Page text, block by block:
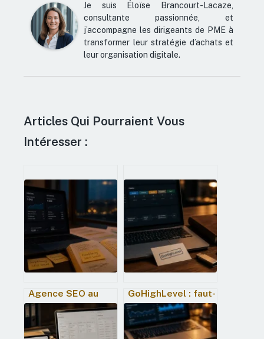
Je suis Éloïse Brancourt-Lacaze,
consultante passionnée, et
j’accompagne les dirigeants de PME à
transformer leur stratégie d’achats et
leur organisation digitale.
Articles Qui Pourraient Vous
Intéresser :
Agence SEO au
Luxembourg : 4
leviers pour
dominer votre
GoHighLevel : faut-
il centraliser votre
agence sur cet
outil tout-en-un ?